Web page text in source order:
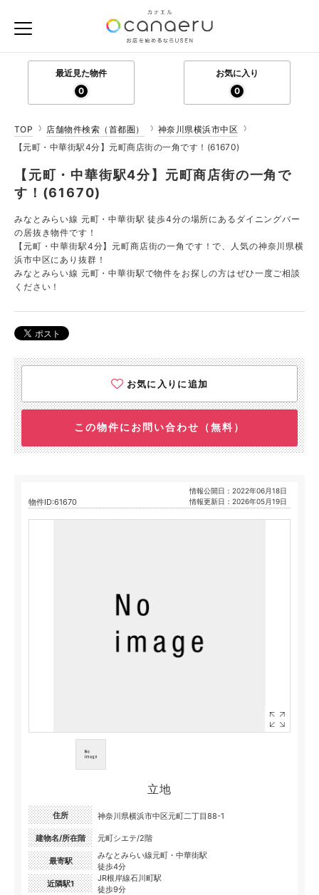
最近見た物件
0
お気に入り
0
TOP 店舗物件検索（首都圏）
神奈川県横浜市中区
【元町・中華街駅4分】元町商店街の一角です！(61670)
【元町・中華街駅4分】元町商店街の一角で
す！(61670)
みなとみらい線 元町・中華街駅 徒歩4分の場所にあるダイニングバー
の居抜き物件です！
【元町・中華街駅4分】元町商店街の一角です！で、人気の神奈川県横
浜市中区にあり抜群！
みなとみらい線 元町・中華街駅で物件をお探しの方はぜひ一度ご相談
ください！
お気に入りに追加
この物件にお問い合わせ（無料）
物件ID:61670
情報公開日：2022年06月18日
情報更新日：2026年05月19日
立地
住所 神奈川県横浜市中区元町二丁目88-1
建物名/所在階 元町シエテ/2階
最寄駅
みなとみらい線元町・中華街駅
徒歩4分
近隣駅1
JR根岸線石川町駅
徒歩9分